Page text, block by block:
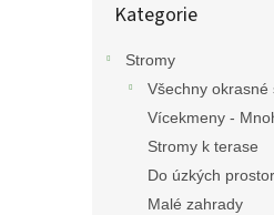
kategorie
Kategorie
Stromy
Všechny okrasné
Vícekmeny -
Stromy k terase
Do úzkých prostor
Malé zahrady